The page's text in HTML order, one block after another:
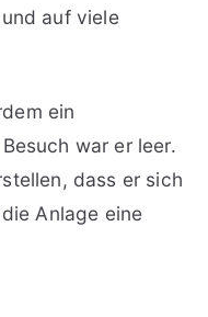
auf viele
ein
war er leer.
dass er sich
Anlage eine